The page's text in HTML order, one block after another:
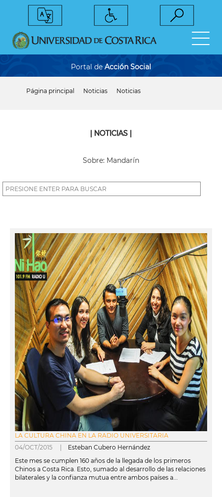
Portal de Acción Social
Página principal Noticias Noticias
| NOTICIAS |
Sobre: Mandarín
LA CULTURA CHINA EN LA RADIO UNIVERSITARIA
04/OCT/2015 | Esteban Cubero Hernández
Este mes se cumplen 160 años de la llegada de los primeros
Chinos a Costa Rica. Esto, sumado al desarrollo de las relaciones
bilaterales y la confianza mutua entre ambos países a...